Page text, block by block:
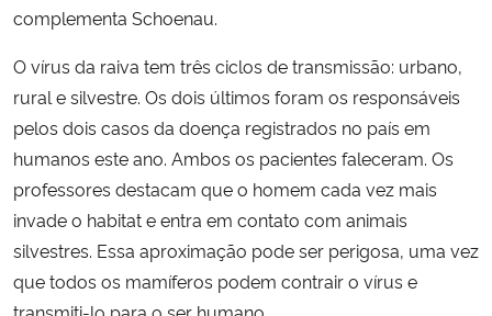
complementa Schoenau.
O vírus da raiva tem três ciclos de transmissão: urbano,
rural e silvestre. Os dois últimos foram os responsáveis
pelos dois casos da doença registrados no país em
humanos este ano. Ambos os pacientes faleceram. Os
professores destacam que o homem cada vez mais
invade o habitat e entra em contato com animais
silvestres. Essa aproximação pode ser perigosa, uma vez
que todos os mamíferos podem contrair o vírus e
transmiti-lo para o ser humano.